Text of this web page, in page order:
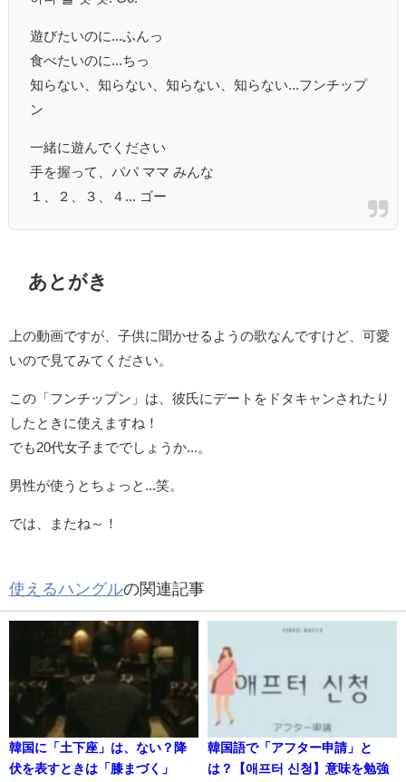
遊びたいのに...ふんっ
食べたいのに...ちっ
知らない、知らない、知らない、知らない...フンチップ
ン
一緒に遊んでください
手を握って、パパ ママ みんな
１、２、３、４... ゴー
あとがき
上の動画ですが、子供に聞かせるようの歌なんですけど、可愛
いので見てみてください。
この「フンチップン」は、彼氏にデートをドタキャンされたり
したときに使えますね！
でも20代女子まででしょうか...。
男性が使うとちょっと...笑。
では、またね～！
使えるハングルの関連記事
韓国に「土下座」は、ない？降
伏を表すときは「膝まづく」
韓国語で「アフター申請」と
は？【애프터 신청】意味を勉強